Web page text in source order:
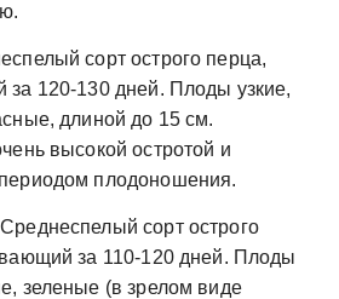
сорт острого перца,
за 120-130 дней. Плоды узкие,
длиной до 15 см.
высокой остротой и
плодоношения.
Среднеспелый сорт острого
за 110-120 дней. Плоды
зеленые (в зрелом виде